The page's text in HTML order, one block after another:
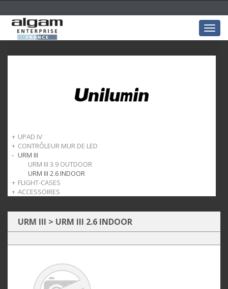
UPAD IV
UPAD IV 1.9
CONTRÔLEUR MUR DE LED
CONTÔLEUR NOVASTAR
CARTE RECEPTION
URM III
URM III 3.9 OUTDOOR
URM III 2.6 INDOOR
FLIGHT-CASES
Flightcase UPAD IV
ACCESSOIRES
URM III
URM III > URM III 2.6 INDOOR